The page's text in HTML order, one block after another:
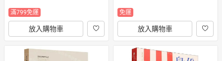
滿799免運
放入購物車
免運
放入購物車